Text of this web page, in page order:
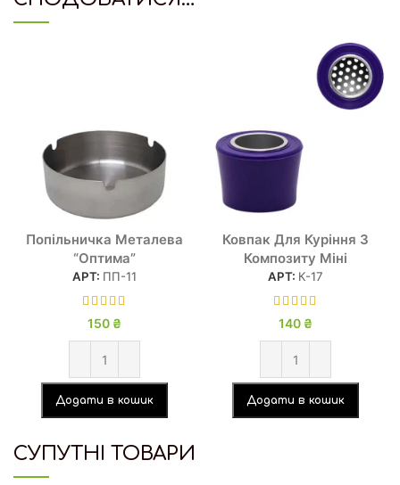
Попільничка Металева
“Оптима”
АРТ: ПП-11
150 ₴
Додати в кошик
Ковпак Для Куріння З
Композиту Міні
АРТ: К-17
140 ₴
Додати в кошик
СУПУТНІ ТОВАРИ